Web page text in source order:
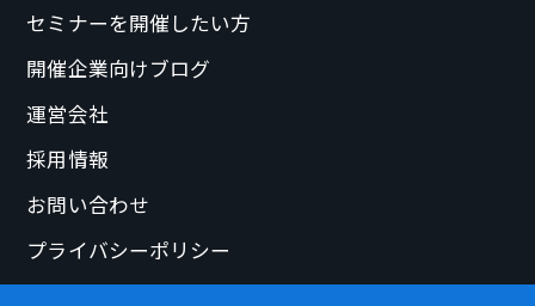
セミナーを開催したい方
開催企業向けブログ
運営会社
採用情報
お問い合わせ
プライバシーポリシー